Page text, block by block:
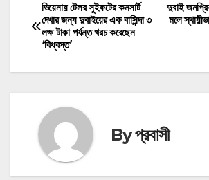
Post
navigation
দুবাই
মলে
ভিয়েনায় টেলর সুইফটের কনসার্ট
দেখার জন্য দুবাইয়ের এক বাসিন্দা ৩
লক্ষ টাকা পর্যন্ত খরচ করেছেন
‘বিধ্বস্ত’
Byপ্রবাসী